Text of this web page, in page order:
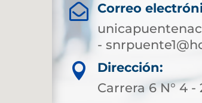

Correo
-

Dirección:
Carrera 6 N° 4